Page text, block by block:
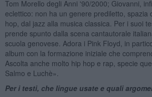
Tom Morello degli Anni '90/2000; Giovanni,
eclettico: non ha un genere prediletto, spazia
hop, dal jazz alla musica classica. Per i suoi
prende spunto dalla scena cantautorale
scuola genovese. Adora i Pink Floyd, in
album con la formazione iniziale che
Ascolta anche molto hip hop e rap, specie
Salmo e Luchè».
Per i testi, che lingue usate e quali